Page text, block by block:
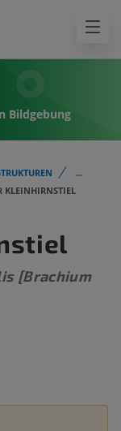
Bildgebung
...
KLEINHIRNSTIEL
[Brachium